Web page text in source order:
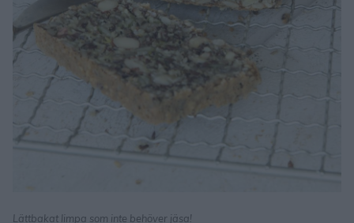
Lättbakat limpa som inte behöver jäsa!